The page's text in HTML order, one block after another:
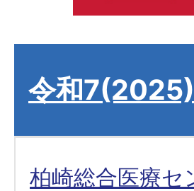
令和
柏崎総合医療セ